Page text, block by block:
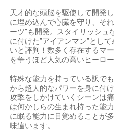
天才的な頭脳を駆使して開発
に埋め込んで心臓を守り、そ
ーツ”も開発。スタイリッシュ
に付けた”アイアンマン”とし
いと評判！数多く存在するマ
を争うほど人気の高いヒーロー
特殊な能力を持っている訳で
から超人的なパワーを身に付
攻撃をしかけていくシーンは
は何かしらの生まれ持った能
に眠る能力に目覚めることが
味違います。